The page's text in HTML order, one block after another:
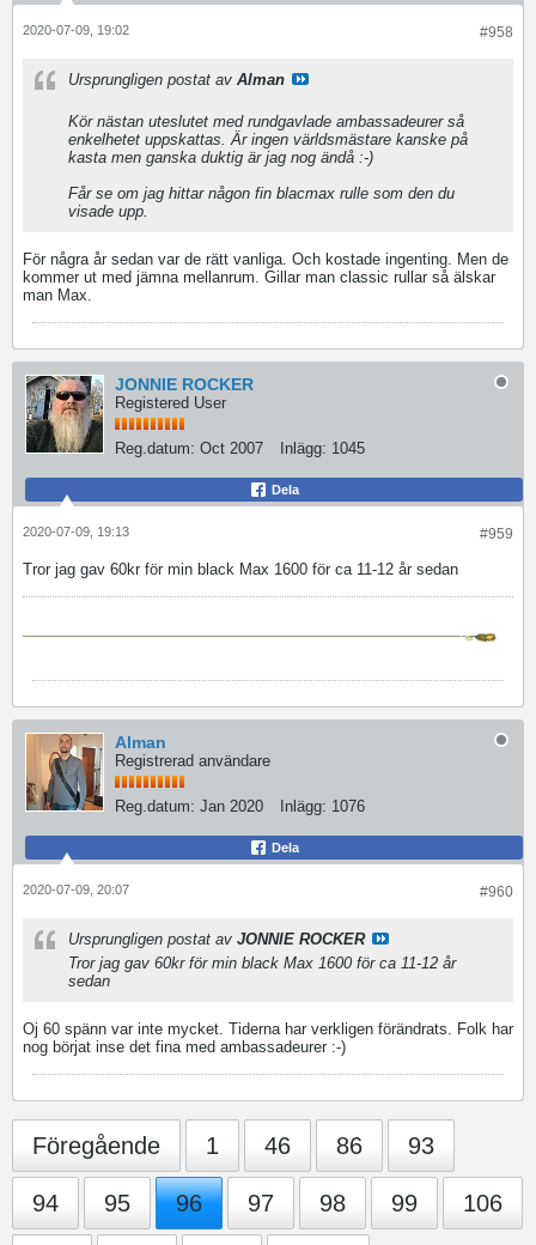
#958
2020-07-09, 19:02
Ursprungligen postat av Alman
Kör nästan uteslutet med rundgavlade ambassadeurer så
enkelhetet uppskattas. Är ingen världsmästare kanske på
kasta men ganska duktig är jag nog ändå :-)
Får se om jag hittar någon fin blacmax rulle som den du
visade upp.
För några år sedan var de rätt vanliga. Och kostade ingenting. Men de
kommer ut med jämna mellanrum. Gillar man classic rullar så älskar
man Max.
JONNIE ROCKER
Registered User
Reg.datum: Oct 2007 Inlägg: 1045
Dela
#959
2020-07-09, 19:13
Tror jag gav 60kr för min black Max 1600 för ca 11-12 år sedan
Alman
Registrerad användare
Reg.datum: Jan 2020 Inlägg: 1076
Dela
#960
2020-07-09, 20:07
Ursprungligen postat av JONNIE ROCKER
Tror jag gav 60kr för min black Max 1600 för ca 11-12 år
sedan
Oj 60 spänn var inte mycket. Tiderna har verkligen förändrats. Folk har
nog börjat inse det fina med ambassadeurer :-)
Föregående 1 46 86 93
94 95 96 97 98 99 106